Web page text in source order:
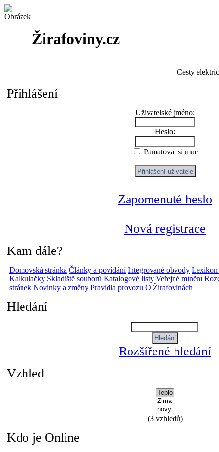
Žirafoviny.cz
Cesty
Přihlášení
Uživatelské jméno:
Heslo:
Pamatovat si mne
Zapomenuté heslo
Nová registrace
Kam dále?
Domovská stránka Články a povídání Integrované obvody Lexikon
Kalkulačky Skladiště souborů Katalogové listy Veřejné mínění
stránek Novinky a změny Pravidla provozu O Žirafovinách
Hledání
Rozšířené hledání
Vzhled
(3vzhledů)
Kdo je Online